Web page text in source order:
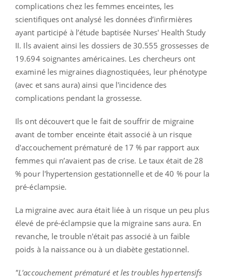
complications chez les femmes enceintes, les
scientifiques ont analysé les données d’infirmières
ayant participé à l’étude baptisée Nurses' Health Study
II. Ils avaient ainsi les dossiers de 30.555 grossesses de
19.694 soignantes américaines. Les chercheurs ont
examiné les migraines diagnostiquées, leur phénotype
(avec et sans aura) ainsi que l'incidence des
complications pendant la grossesse.
Ils ont découvert que le fait de souffrir de migraine
avant de tomber enceinte était associé à un risque
d'accouchement prématuré de 17 % par rapport aux
femmes qui n’avaient pas de crise. Le taux était de 28
% pour l'hypertension gestationnelle et de 40 % pour la
pré-éclampsie.
La migraine avec aura était liée à un risque un peu plus
élevé de pré-éclampsie que la migraine sans aura. En
revanche, le trouble n'était pas associé à un faible
poids à la naissance ou à un diabète gestationnel.
"L'accouchement prématuré et les troubles hypertensifs